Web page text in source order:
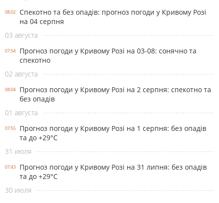
08:02
Спекотно та без опадів: прогноз погоди у Кривому Розі
на 04 серпня
03 августа
07:54
Прогноз погоди у Кривому Розі на 03-08: сонячно та
спекотно
02 августа
08:04
Прогноз погоди у Кривому Розі на 2 серпня: спекотно та
без опадів
01 августа
07:55
Прогноз погоди у Кривому Розі на 1 серпня: без опадів
та до +29°С
31 июля
07:43
Прогноз погоди у Кривому Розі на 31 липня: без опадів
та до +29°С
30 июля